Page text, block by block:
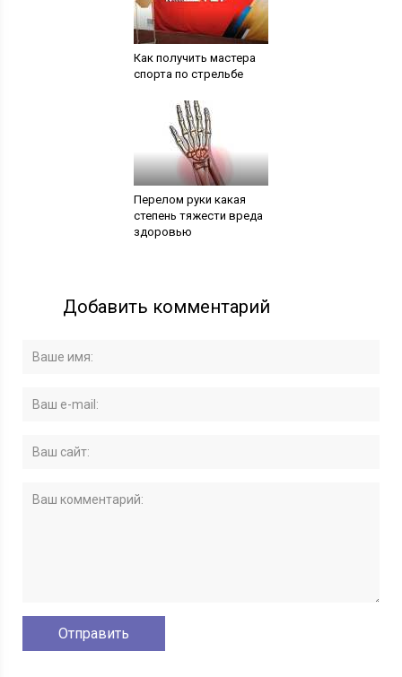
Как получить мастера
спорта по стрельбе
Перелом руки какая
степень тяжести вреда
здоровью
Добавить комментарий